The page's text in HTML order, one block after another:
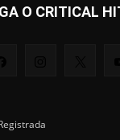
O CRITICAL